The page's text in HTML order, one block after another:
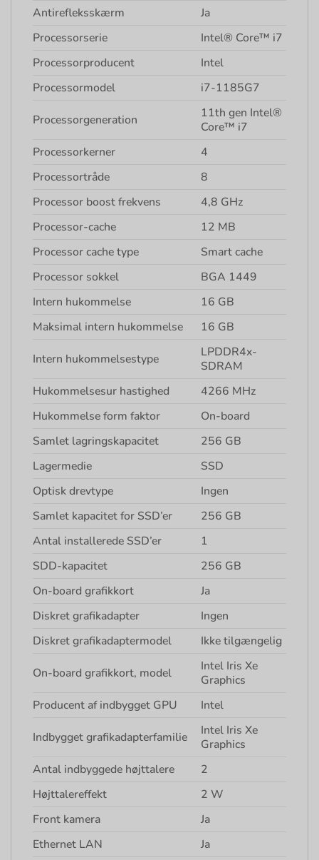
Antirefleksskærm
Ja
Processorserie
Intel® Core™ i7
Processorproducent
Intel
Processormodel
i7-1185G7
Processorgeneration
11th gen Intel®
Core™ i7
Processorkerner
4
Processortråde
8
Processor boost frekvens
4,8 GHz
Processor-cache
12 MB
Processor cache type
Smart cache
Processor sokkel
BGA 1449
Intern hukommelse
16 GB
Maksimal intern hukommelse
16 GB
Intern hukommelsestype
LPDDR4x-
SDRAM
Hukommelsesur hastighed
4266 MHz
Hukommelse form faktor
On-board
Samlet lagringskapacitet
256 GB
Lagermedie
SSD
Optisk drevtype
Ingen
Samlet kapacitet for SSD’er
256 GB
Antal installerede SSD’er
1
SDD-kapacitet
256 GB
On-board grafikkort
Ja
Diskret grafikadapter
Ingen
Diskret grafikadaptermodel
Ikke tilgængelig
On-board grafikkort, model
Intel Iris Xe
Graphics
Producent af indbygget GPU
Intel
Indbygget grafikadapterfamilie
Intel Iris Xe
Graphics
Antal indbyggede højttalere
2
Højttalereffekt
2 W
Front kamera
Ja
Ethernet LAN
Ja